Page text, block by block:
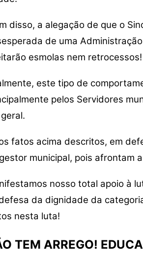
disso, a alegação de que o
de uma
esmolas nem retrocessos!
este tipo de
pelos Servidores
fatos acima descritos, em
municipal, pois afrontam
nosso total apoio à
da dignidade da
nesta luta!
TEM ARREGO!